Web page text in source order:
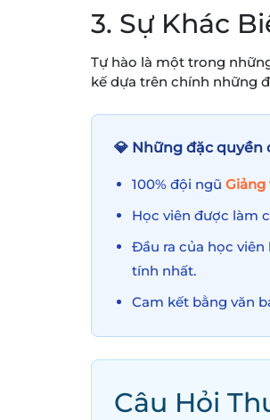
3. Sự Khác
Tự hào là một trong
kế dựa trên chính những
💎 Những đặc
100% đội ngũ Giảng
Học viên được làm
Đầu ra của học
tính nhất.
Cam kết bằng văn
Câu Hỏi